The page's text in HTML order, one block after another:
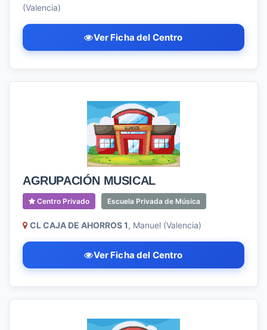
(Valencia)
Ver Ficha del Centro
AGRUPACIÓN MUSICAL
Centro Privado Escuela Privada de Música
CL CAJA DE AHORROS 1, Manuel (Valencia)
Ver Ficha del Centro